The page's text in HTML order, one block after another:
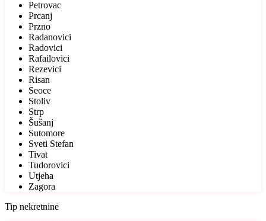
Petrovac
Prcanj
Przno
Radanovici
Radovici
Rafailovici
Rezevici
Risan
Seoce
Stoliv
Strp
Šušanj
Sutomore
Sveti Stefan
Tivat
Tudorovici
Utjeha
Zagora
Tip nekretnine